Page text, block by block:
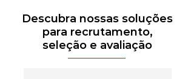
Descubra nossas soluções
para recrutamento,
seleção e avaliação